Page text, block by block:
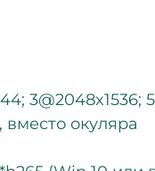
3@2048x1536;
окуляра